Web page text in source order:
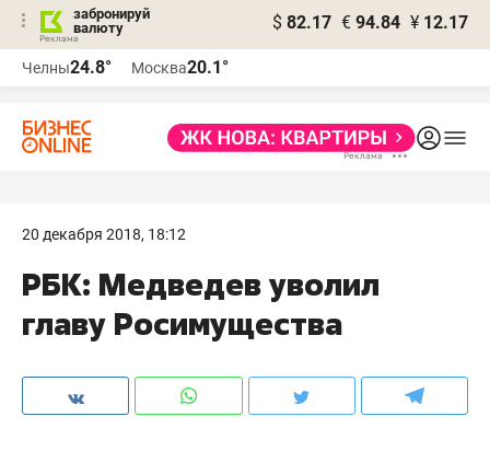
забронируй
валюту
$ 82.17 € 94.84 ¥ 12.17
Челны24.8° Москва20.1°
20 декабря 2018, 18:12
РБК: Медведев уволил
главу Росимущества